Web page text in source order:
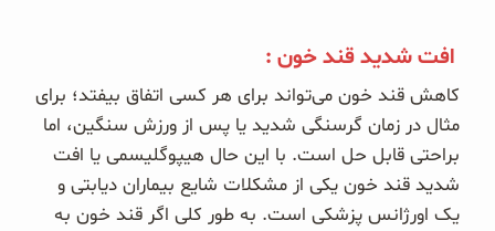
افت شدید قند خون :
کاهش قند خون می‌تواند برای هر کسی اتفاق بیفتد؛ برای
مثال در زمان گرسنگی شدید یا پس از ورزش سنگین، اما
براحتی قابل حل است. با این حال هیپوگلیسمی یا افت
شدید قند خون یکی از مشکلات شایع بیماران دیابتی و
یک اورژانس پزشکی است. به طور کلی اگر قند خون به